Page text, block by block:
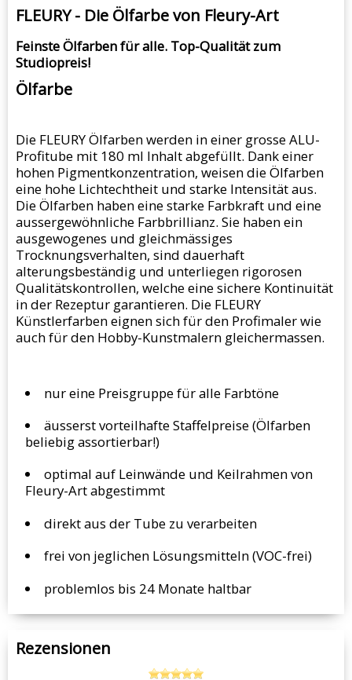
FLEURY - Die Ölfarbe von Fleury-Art
Feinste Ölfarben für alle. Top-Qualität zum
Studiopreis!
Ölfarbe
Die FLEURY Ölfarben werden in einer grosse ALU-
Profitube mit 180 ml Inhalt abgefüllt. Dank einer
hohen Pigmentkonzentration, weisen die Ölfarben
eine hohe Lichtechtheit und starke Intensität aus.
Die Ölfarben haben eine starke Farbkraft und eine
aussergewöhnliche Farbbrillianz. Sie haben ein
ausgewogenes und gleichmässiges
Trocknungsverhalten, sind dauerhaft
alterungsbeständig und unterliegen rigorosen
Qualitätskontrollen, welche eine sichere Kontinuität
in der Rezeptur garantieren. Die FLEURY
Künstlerfarben eignen sich für den Profimaler wie
auch für den Hobby-Kunstmalern gleichermassen.
nur eine Preisgruppe für alle Farbtöne
äusserst vorteilhafte Staffelpreise (Ölfarben
beliebig assortierbar!)
optimal auf Leinwände und Keilrahmen von
Fleury-Art abgestimmt
direkt aus der Tube zu verarbeiten
frei von jeglichen Lösungsmitteln (VOC-frei)
problemlos bis 24 Monate haltbar
Rezensionen